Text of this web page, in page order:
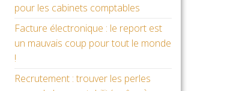
pour les cabinets comptables
Facture électronique : le report est
un mauvais coup pour tout le monde
!
Recrutement : trouver les perles